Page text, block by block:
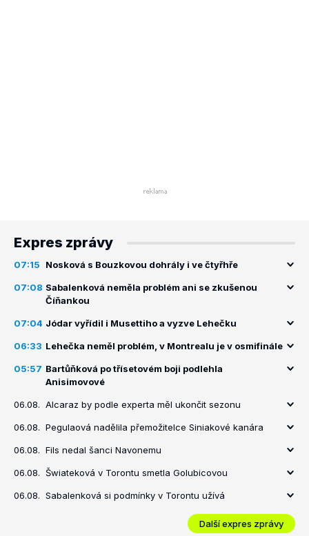
Expres zprávy
07:15 Nosková s Bouzkovou dohrály i ve čtyřhře
07:08 Sabalenková neměla problém ani se zkušenou
Číňankou
07:04 Jódar vyřídil i Musettiho a vyzve Lehečku
06:33 Lehečka neměl problém, v Montrealu je v osmifinále
05:57 Bartůňková po třísetovém boji podlehla
Anisimovové
06.08. Alcaraz by podle experta měl ukončit sezonu
06.08. Pegulaová nadělila přemožitelce Siniakové kanára
06.08. Fils nedal šanci Navonemu
06.08. Šwiateková v Torontu smetla Golubicovou
06.08. Sabalenková si podmínky v Torontu užívá
Další expres zprávy